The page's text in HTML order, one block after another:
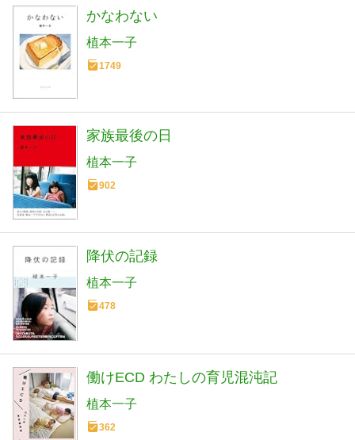
かなわない
植本一子
1749
家族最後の日
植本一子
902
降伏の記録
植本一子
478
働けECD わたしの育児混沌記
植本一子
362